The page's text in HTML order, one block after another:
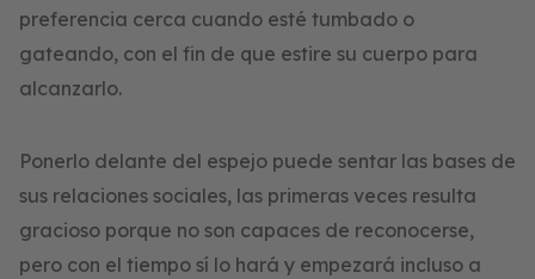
preferencia cerca cuando esté tumbado o
gateando, con el fin de que estire su cuerpo para
alcanzarlo.
Ponerlo delante del espejo puede sentar las bases de
sus relaciones sociales, las primeras veces resulta
gracioso porque no son capaces de reconocerse,
pero con el tiempo sí lo hará y empezará incluso a